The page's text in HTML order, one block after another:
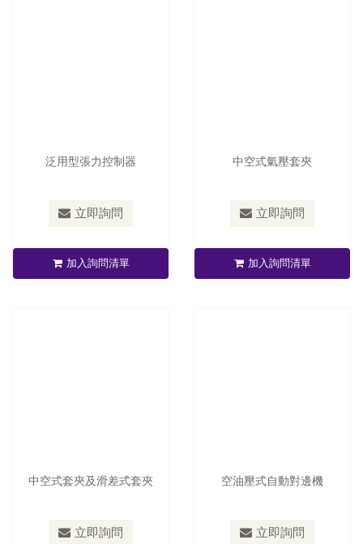
泛用型張力控制器
立即詢問
加入詢問清單
中空式氣壓套夾
立即詢問
加入詢問清單
中空式套夾及滑差式套夾
立即詢問
空油壓式自動對邊機
立即詢問